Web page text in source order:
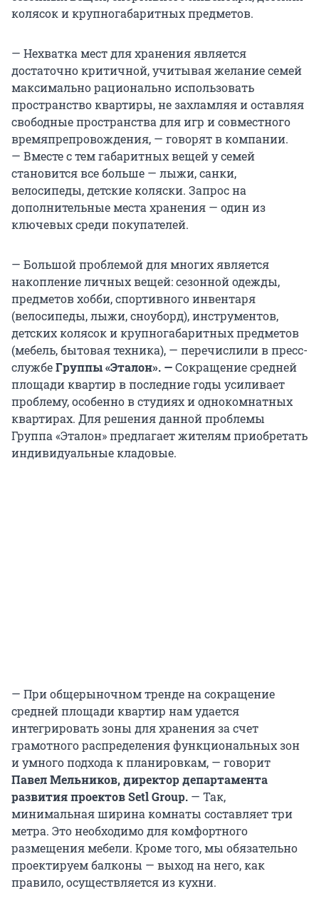
колясок и крупногабаритных предметов.
— Нехватка мест для хранения является
достаточно критичной, учитывая желание семей
максимально рационально использовать
пространство квартиры, не захламляя и оставляя
свободные пространства для игр и совместного
времяпрепровождения, — говорят в компании.
— Вместе с тем габаритных вещей у семей
становится все больше — лыжи, санки,
велосипеды, детские коляски. Запрос на
дополнительные места хранения — один из
ключевых среди покупателей.
— Большой проблемой для многих является
накопление личных вещей: сезонной одежды,
предметов хобби, спортивного инвентаря
(велосипеды, лыжи, сноуборд), инструментов,
детских колясок и крупногабаритных предметов
(мебель, бытовая техника), — перечислили в пресс-
службеГруппы «Эталон». —Сокращение средней
площади квартир в последние годы усиливает
проблему, особенно в студиях и однокомнатных
квартирах. Для решения данной проблемы
Группа «Эталон» предлагает жителям приобретать
индивидуальные кладовые.
— При общерыночном тренде на сокращение
средней площади квартир нам удается
интегрировать зоны для хранения за счет
грамотного распределения функциональных зон
и умного подхода к планировкам, — говорит
Павел Мельников, директор департамента
развития проектов Setl Group. — Так,
минимальная ширина комнаты составляет три
метра. Это необходимо для комфортного
размещения мебели. Кроме того, мы обязательно
проектируем балконы — выход на него, как
правило, осуществляется из кухни.